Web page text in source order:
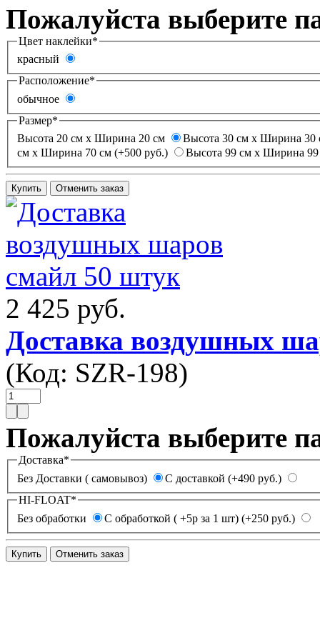
Пожалуйста выберите
Цвет наклейки*
красный
Расположение*
обычное
Размер*
Высота 20 см х Ширина 20 см
Высота 30 см х Ширина 30
см х Ширина 70 см (+500 руб.)
Высота 99 см х Ширина
2 425 руб.
Доставка воздушных
(Код: SZR-198)
Пожалуйста выберите
Доставка*
Без Доставки ( самовывоз)
С доставкой (+490 руб.)
HI-FLOAT*
Без обработки
С обработкой ( +5р за 1 шт) (+250 руб.)